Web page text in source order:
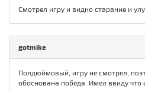
Смотрел игру и видно старание и
gotmike
Полдюймовый, игру не смотрел,
обоснована победа. Имел ввиду что